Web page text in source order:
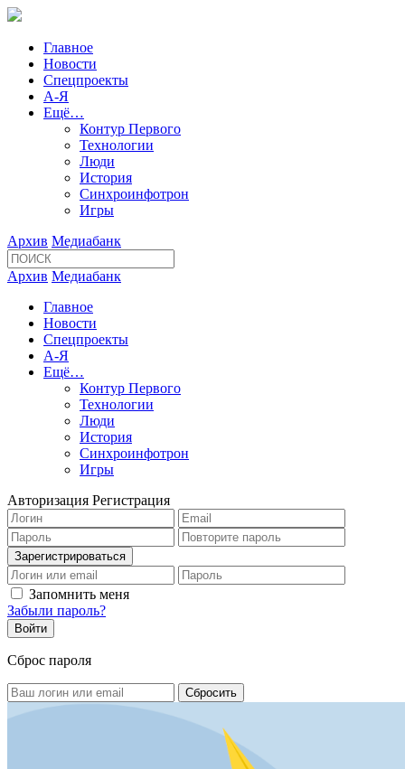
Главное
Новости
Спецпроекты
А-Я
Ещё…
Контур Первого
Технологии
Люди
История
Синхроинфотрон
Игры
Архив Медиабанк
Архив Медиабанк
Главное
Новости
Спецпроекты
А-Я
Ещё…
Контур Первого
Технологии
Люди
История
Синхроинфотрон
Игры
Авторизация Регистрация
Запомнить меня
Забыли пароль?
Сброс пароля